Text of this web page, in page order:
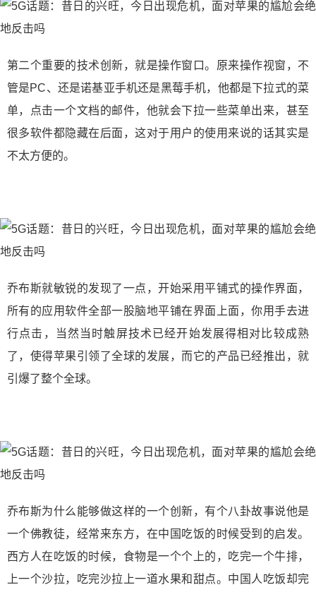
第二个重要的技术创新，就是操作窗口。原来操作视窗，不
管是PC、还是诺基亚手机还是黑莓手机，他都是下拉式的菜
单，点击一个文档的邮件，他就会下拉一些菜单出来，甚至
很多软件都隐藏在后面，这对于用户的使用来说的话其实是
不太方便的。
乔布斯就敏锐的发现了一点，开始采用平铺式的操作界面，
所有的应用软件全部一股脑地平铺在界面上面，你用手去进
行点击，当然当时触屏技术已经开始发展得相对比较成熟
了，使得苹果引领了全球的发展，而它的产品已经推出，就
引爆了整个全球。
乔布斯为什么能够做这样的一个创新，有个八卦故事说他是
一个佛教徒，经常来东方，在中国吃饭的时候受到的启发。
西方人在吃饭的时候，食物是一个个上的，吃完一个牛排，
上一个沙拉，吃完沙拉上一道水果和甜点。中国人吃饭却完